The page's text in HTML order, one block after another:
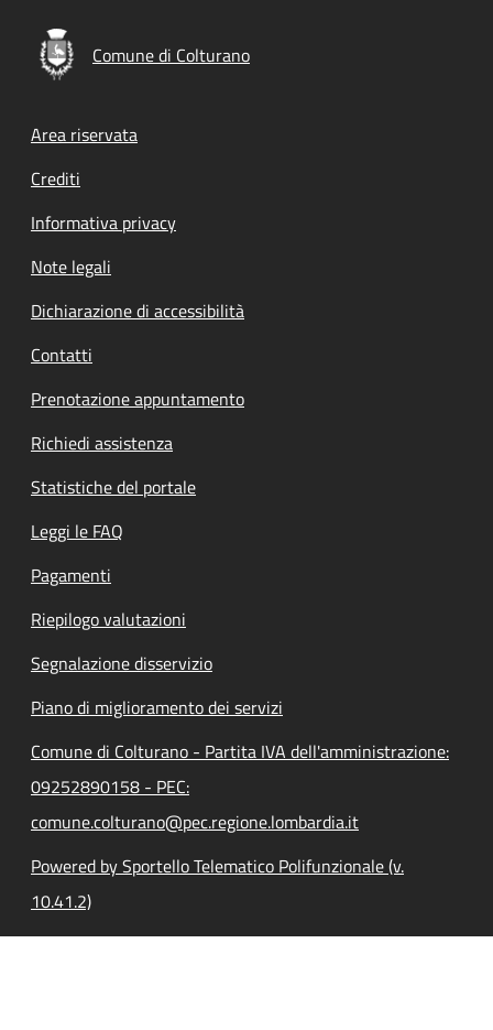
Comune di Colturano
Footer menu
Area riservata
Crediti
Informativa privacy
Note legali
Dichiarazione di accessibilità
Contatti
Prenotazione appuntamento
Richiedi assistenza
Statistiche del portale
Leggi le FAQ
Pagamenti
Riepilogo valutazioni
Segnalazione disservizio
Piano di miglioramento dei servizi
Comune di Colturano - Partita IVA dell'amministrazione:
09252890158 - PEC:
comune.colturano@pec.regione.lombardia.it
Powered by Sportello Telematico Polifunzionale (v.
10.41.2)